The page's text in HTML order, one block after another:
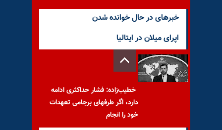
خبرهای در حال خوانده شدن
اپرای میلان در ایتالیا
خطیب‌زاده: فشار حداکثری ادامه
دارد، اگر طرفهای برجامی تعهدات
خود را انجام